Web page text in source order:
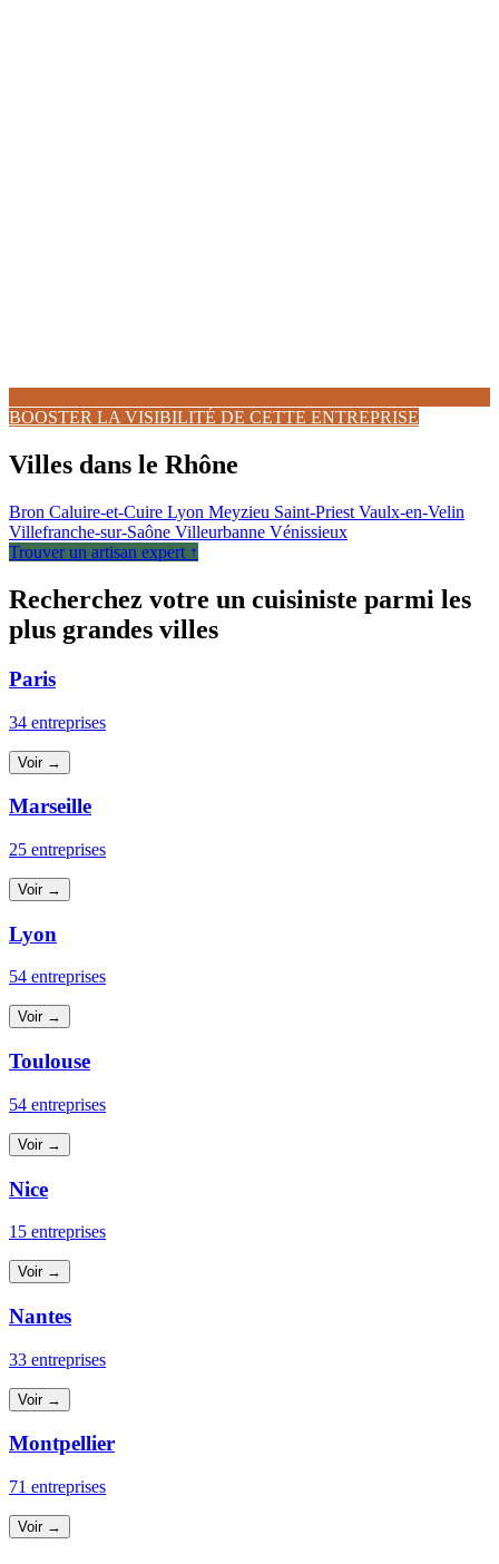
BOOSTER LA VISIBILITÉ DE CETTE ENTREPRISE
Villes dans le Rhône
Bron Caluire-et-Cuire Lyon Meyzieu Saint-Priest Vaulx-en-Velin
Villefranche-sur-Saône Villeurbanne Vénissieux
Trouver un artisan expert ↑
Recherchez votre un cuisiniste parmi les
plus grandes villes
Paris
34 entreprises
Voir →
Marseille
25 entreprises
Voir →
Lyon
54 entreprises
Voir →
Toulouse
54 entreprises
Voir →
Nice
15 entreprises
Voir →
Nantes
33 entreprises
Voir →
Montpellier
71 entreprises
Voir →